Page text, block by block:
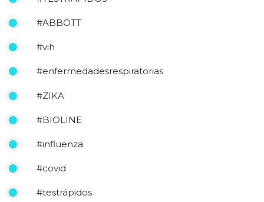
#ABBOTT
#vih
#enfermedadesrespiratorias
#ZIKA
#BIOLINE
#influenza
#covid
#testrápidos